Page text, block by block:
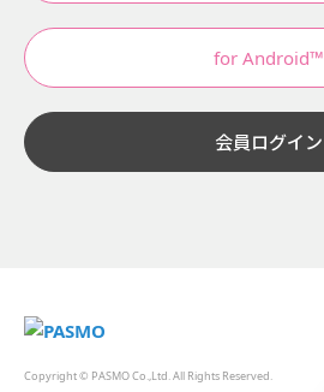
for Android™
会員ログイン
Copyright © PASMO Co.,Ltd. All Rights Reserved.